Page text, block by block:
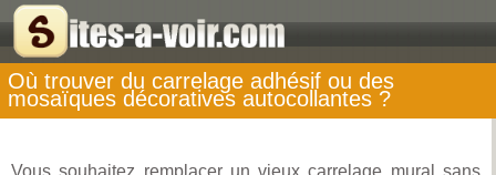
Où trouver du carrelage adhésif ou des
mosaïques décoratives autocollantes ?
Vous souhaitez remplacer un vieux carrelage mural sans